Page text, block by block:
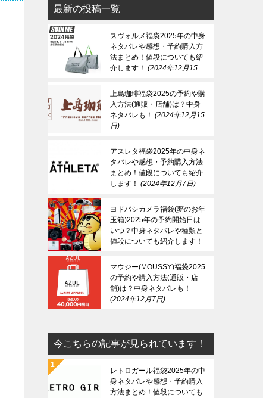
最新の投稿一覧
スヴォルメ福袋2025年の中身
ネタバレや感想・予約購入方
法まとめ！値段についても紹
介します！
2024年12月15
上島珈琲福袋2025の予約や購
入方法(通販・店舗)は？中身
ネタバレも！
2024年12月15
日
アスレタ福袋2025年の中身ネ
タバレや感想・予約購入方法
まとめ！値段についても紹介
します！
2024年12月7日
ヨドバシカメラ福袋(夢のお年
玉箱)2025年の予約開始日は
いつ？中身ネタバレや種類と
値段についても紹介します！
マウジー(MOUSSY)福袋2025
の予約や購入方法(通販・店
舗)は？中身ネタバレも！
2024年12月7日
今こちらの記事が見られています！
レトロガール福袋2025年の中
身ネタバレや感想・予約購入
方法まとめ！値段についても